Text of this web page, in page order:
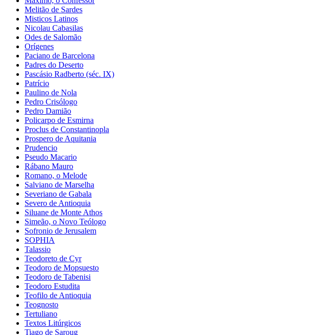
Melitão de Sardes
Misticos Latinos
Nicolau Cabasilas
Odes de Salomão
Orígenes
Paciano de Barcelona
Padres do Deserto
Pascásio Radberto (séc. IX)
Patrício
Paulino de Nola
Pedro Crisólogo
Pedro Damião
Policarpo de Esmirna
Proclus de Constantinopla
Prospero de Aquitania
Prudencio
Pseudo Macario
Rábano Mauro
Romano, o Melode
Salviano de Marselha
Severiano de Gabala
Severo de Antioquia
Siluane de Monte Athos
Simeão, o Novo Teólogo
Sofronio de Jerusalem
SOPHIA
Talassio
Teodoreto de Cyr
Teodoro de Mopsuesto
Teodoro de Tabenisi
Teodoro Estudita
Teofilo de Antioquia
Teognosto
Tertuliano
Textos Litúrgicos
Tiago de Saroug